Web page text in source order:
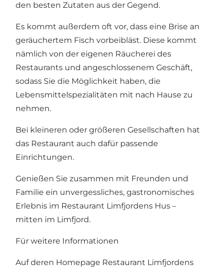
den besten Zutaten aus der Gegend.
Es kommt außerdem oft vor, dass eine Brise an
geräuchertem Fisch vorbeibläst. Diese kommt
nämlich von der eigenen Räucherei des
Restaurants und angeschlossenem Geschäft,
sodass Sie die Möglichkeit haben, die
Lebensmittelspezialitäten mit nach Hause zu
nehmen.
Bei kleineren oder größeren Gesellschaften hat
das Restaurant auch dafür passende
Einrichtungen.
Genießen Sie zusammen mit Freunden und
Familie ein unvergessliches, gastronomisches
Erlebnis im Restaurant Limfjordens Hus –
mitten im Limfjord.
Für weitere Informationen
Auf deren Homepage Restaurant Limfjordens